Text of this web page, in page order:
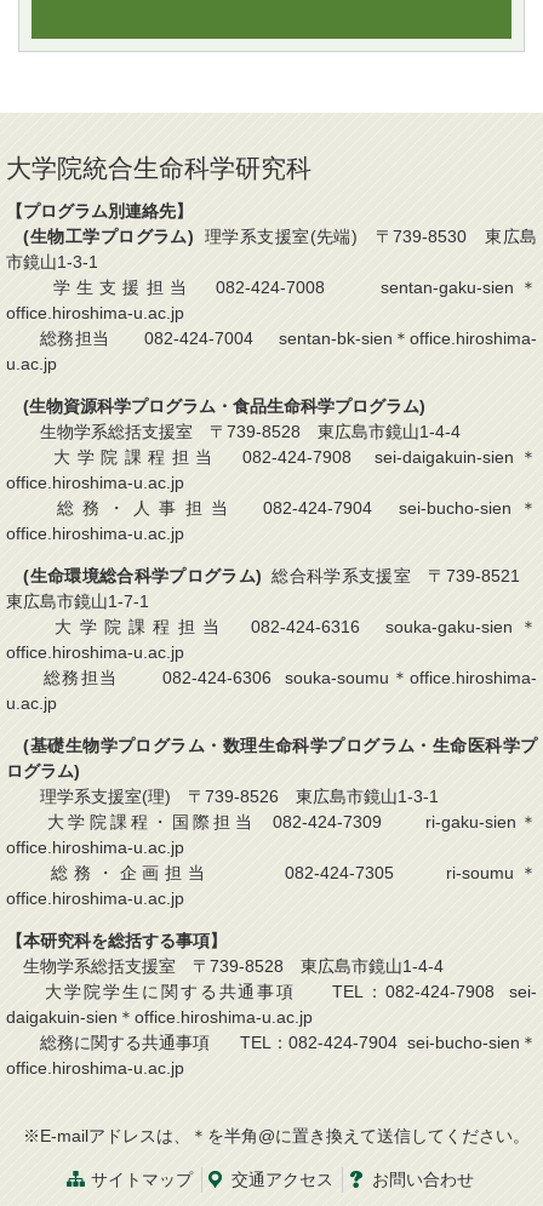
大学院統合生命科学研究科
【プログラム別連絡先】
(生物工学プログラム) 理学系支援室(先端) 〒739-8530 東広島
市鏡山1-3-1
学生支援担当 082-424-7008 sentan-gaku-sien＊
office.hiroshima-u.ac.jp
総務担当 082-424-7004 sentan-bk-sien＊office.hiroshima-
u.ac.jp
(生物資源科学プログラム・食品生命科学プログラム)
生物学系総括支援室 〒739-8528 東広島市鏡山1-4-4
大学院課程担当 082-424-7908 sei-daigakuin-sien＊
office.hiroshima-u.ac.jp
総務・人事担当 082-424-7904 sei-bucho-sien＊
office.hiroshima-u.ac.jp
(生命環境総合科学プログラム) 総合科学系支援室 〒739-8521
東広島市鏡山1-7-1
大学院課程担当 082-424-6316 souka-gaku-sien＊
office.hiroshima-u.ac.jp
総務担当 082-424-6306 souka-soumu＊office.hiroshima-
u.ac.jp
(基礎生物学プログラム・数理生命科学プログラム・生命医科学プ
ログラム)
理学系支援室(理) 〒739-8526 東広島市鏡山1-3-1
大学院課程・国際担当 082-424-7309 ri-gaku-sien＊
office.hiroshima-u.ac.jp
総務・企画担当 082-424-7305 ri-soumu＊
office.hiroshima-u.ac.jp
【本研究科を総括する事項】
生物学系総括支援室 〒739-8528 東広島市鏡山1-4-4
大学院学生に関する共通事項 TEL：082-424-7908 sei-
daigakuin-sien＊office.hiroshima-u.ac.jp
総務に関する共通事項 TEL：082-424-7904 sei-bucho-sien＊
office.hiroshima-u.ac.jp
※E-mailアドレスは、＊を半角@に置き換えて送信してください。
サイトマップ 交通アクセス お問い合わせ